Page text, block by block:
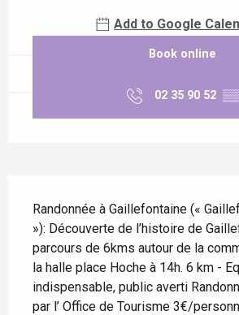
Add to Google
Book online
02 35 90 52 ▒▒
Randonnée à Gaillefontaine («
»): Découverte de l’histoire de
parcours de 6kms autour de la
la halle place Hoche à 14h. 6 km -
indispensable, public averti
par l’ Office de Tourisme 3€/